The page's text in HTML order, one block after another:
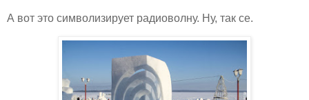
А вот это символизирует радиоволну. Ну, так се.